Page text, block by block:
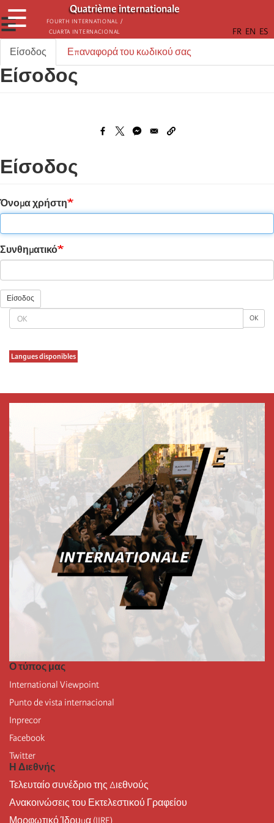
Παράκαμψη
προς
το
κυρίως
περιεχόμενο
Quatrième internationale
Fourth International /
Cuarta Internacional
☰
☰
OK OK
Langues disponibles
Πρωτεύουσες
καρτέλες
Είσοδος Επαναφορά του κωδικού σας
Είσοδος
Είσοδος
Όνομα χρήστη
Συνθηματικό
Είσοδος
Ο τύπος μας
International Viewpoint
Punto de vista internacional
Inprecor
Facebook
Twitter
Η Διεθνής
Τελευταίο συνέδριο της Διεθνούς
Ανακοινώσεις του Εκτελεστικού Γραφείου
Μορφωτικό Ίδρυμα (IIRE)